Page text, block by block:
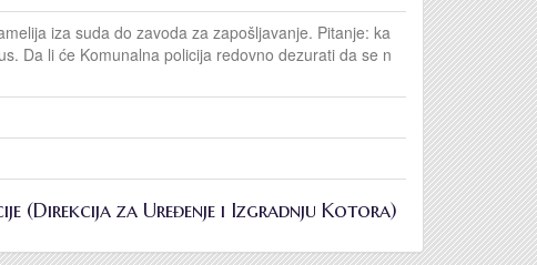
iza suda do zavoda za zapošljavanje. Pitanje: ka
Da li će Komunalna policija redovno dezurati da se n
(Direkcija za Uređenje i Izgradnju Kotora)